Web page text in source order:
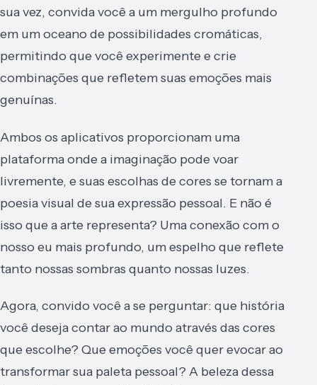
sua vez, convida você a um mergulho profundo
em um oceano de possibilidades cromáticas,
permitindo que você experimente e crie
combinações que refletem suas emoções mais
genuínas.
Ambos os aplicativos proporcionam uma
plataforma onde a imaginação pode voar
livremente, e suas escolhas de cores se tornam a
poesia visual de sua expressão pessoal. E não é
isso que a arte representa? Uma conexão com o
nosso eu mais profundo, um espelho que reflete
tanto nossas sombras quanto nossas luzes.
Agora, convido você a se perguntar: que história
você deseja contar ao mundo através das cores
que escolhe? Que emoções você quer evocar ao
transformar sua paleta pessoal? A beleza dessa